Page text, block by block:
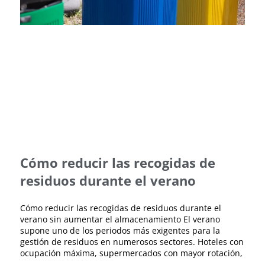
Cómo reducir las recogidas de
residuos durante el verano
Cómo reducir las recogidas de residuos durante el
verano sin aumentar el almacenamiento El verano
supone uno de los periodos más exigentes para la
gestión de residuos en numerosos sectores. Hoteles con
ocupación máxima, supermercados con mayor rotación,